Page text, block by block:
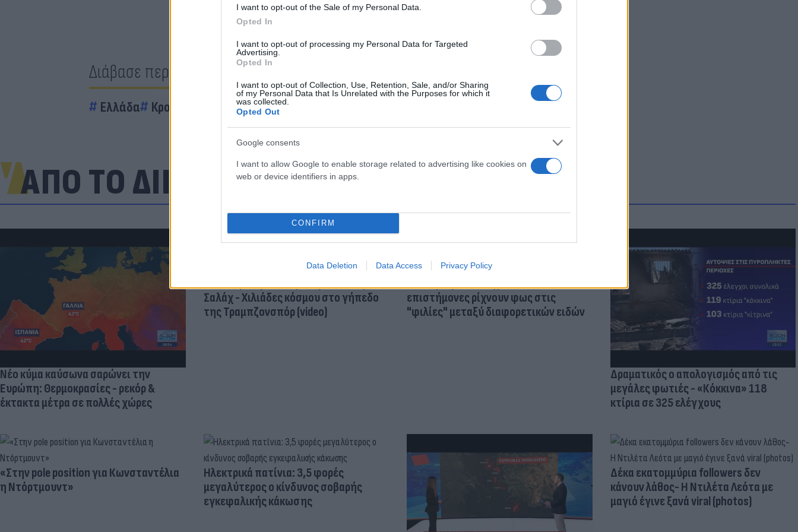
I want to opt-out of the Sale of my Personal Data.
Opted In
I want to opt-out of processing my Personal Data for Targeted
Advertising.
Opted In
I want to opt-out of Collection, Use, Retention, Sale, and/or Sharing
of my Personal Data that Is Unrelated with the Purposes for which it
was collected.
Opted Out
Google consents
I want to allow Google to enable storage related to advertising like cookies on
web or device identifiers in apps.
CONFIRM
Data Deletion Data Access Privacy Policy
Διάβασε περισσότερα
Ελλάδα Κρούσματα
ΑΠΟ ΤΟ ΔΙΚΤΥΟ
Νέο κύμα καύσωνα σαρώνει την
Ευρώπη: Θερμοκρασίες - ρεκόρ &
έκτακτα μέτρα σε πολλές χώρες
Πανζουρλισμός στην παρουσίαση του
Σαλάχ - Χιλιάδες κόσμου στο γήπεδο
της Τραμπζονσπόρ (video)
Και οι μαϊμούδες έχουν κατοικίδια! Οι
επιστήμονες ρίχνουν φως στις
"φιλίες" μεταξύ διαφορετικών ειδών
Δραματικός ο απολογισμός από τις
μεγάλες φωτιές - «Κόκκινα» 118
κτίρια σε 325 ελέγχους
«Στην pole position για Κωνσταντέλια
η Ντόρτμουντ»
Ηλεκτρικά πατίνια: 3,5 φορές
μεγαλύτερος ο κίνδυνος σοβαρής
εγκεφαλικής κάκωσης
Δέκα εκατομμύρια followers δεν
κάνουν λάθος- Η Ντιλέτα Λεότα με
μαγιό έγινε ξανά viral (photos)